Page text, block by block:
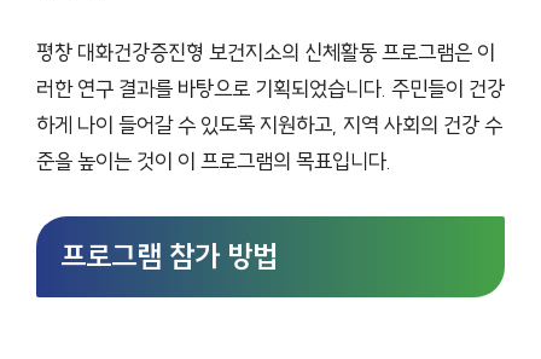
평창 대화건강증진형 보건지소의 신체활동 프로그램은 이
러한 연구 결과를 바탕으로 기획되었습니다. 주민들이 건강
하게 나이 들어갈 수 있도록 지원하고, 지역 사회의 건강 수
준을 높이는 것이 이 프로그램의 목표입니다.
프로그램 참가 방법